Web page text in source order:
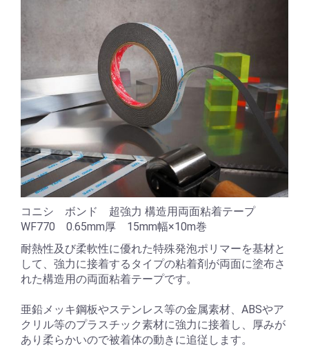
コニシ ボンド 超強力 構造用両面粘着テープ
WF770 0.65mm厚 15mm幅×10m巻
耐熱性及び柔軟性に優れた特殊発泡ポリマーを基材と
して、強力に接着するタイプの粘着剤が両面に塗布さ
れた構造用の両面粘着テープです。
亜鉛メッキ鋼板やステンレス等の金属素材、ABSやア
クリル等のプラスチック素材に強力に接着し、厚みが
あり柔らかいので被着体の動きに追従します。